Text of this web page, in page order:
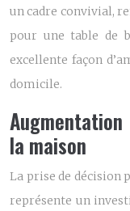
un cadre convivial,
pour une table de
excellente façon
domicile.
la maison
La prise de décision
représente un